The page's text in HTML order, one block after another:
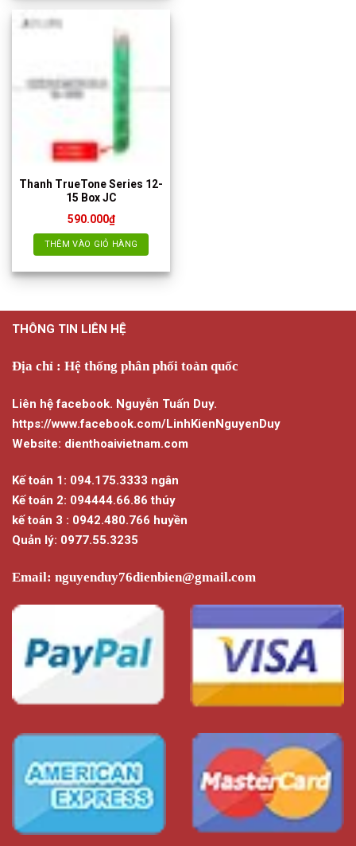
Thanh TrueTone Series 12-
15 Box JC
590.000₫
THÊM VÀO GIỎ HÀNG
THÔNG TIN LIÊN HỆ
Địa chỉ : Hệ thống phân phối toàn quốc
Liên hệ facebook. Nguyễn Tuấn Duy.
https://www.facebook.com/LinhKienNguyenDuy
Website: dienthoaivietnam.com
Kế toán 1: 094.175.3333 ngân
Kế toán 2: 094444.66.86 thúy
kế toán 3 : 0942.480.766 huyền
Quản lý: 0977.55.3235
Email: nguyenduy76dienbien@gmail.com